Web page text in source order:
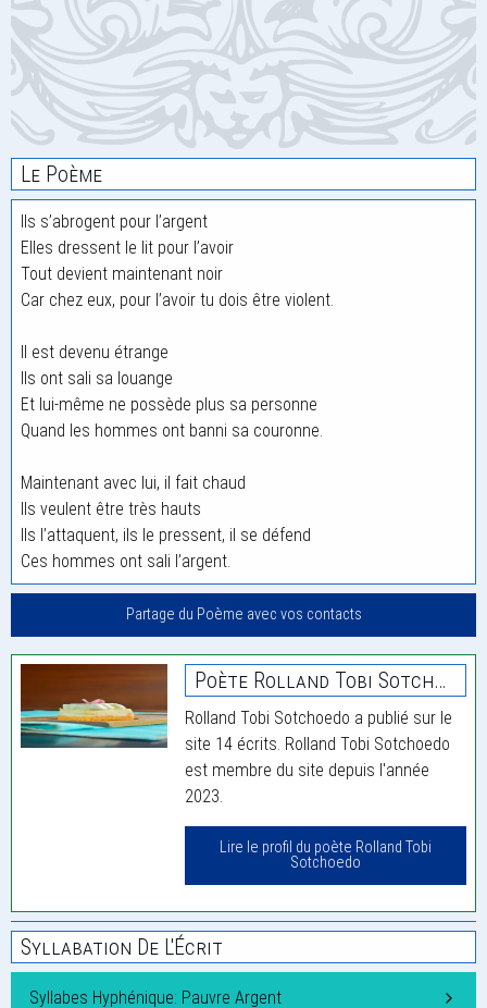
Le Poème
Ils s’abrogent pour l’argent
Elles dressent le lit pour l’avoir
Tout devient maintenant noir
Car chez eux, pour l’avoir tu dois être violent.
Il est devenu étrange
Ils ont sali sa louange
Et lui-même ne possède plus sa personne
Quand les hommes ont banni sa couronne.
Maintenant avec lui, il fait chaud
Ils veulent être très hauts
Ils l’attaquent, ils le pressent, il se défend
Ces hommes ont sali l’argent.
Partage du Poème avec vos contacts
Poète Rolland Tobi Sotchoedo
Rolland Tobi Sotchoedo a publié sur le
site 14 écrits. Rolland Tobi Sotchoedo
est membre du site depuis l'année
2023.
Lire le profil du poète Rolland Tobi
Sotchoedo
Syllabation De L'Écrit
Syllabes Hyphénique: Pauvre Argent